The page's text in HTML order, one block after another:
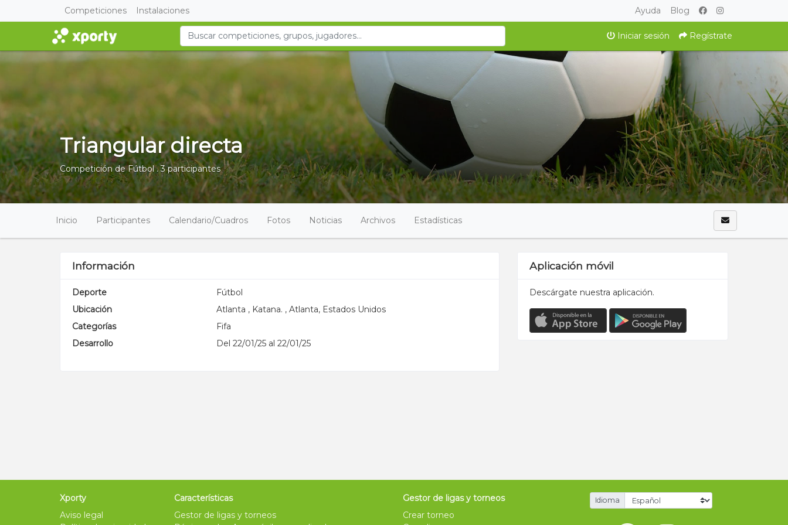
Competiciones Instalaciones Ayuda Blog
Iniciar sesión Regístrate
Triangular directa
Competición de Fútbol . 3 participantes
Inicio Participantes Calendario/Cuadros Fotos Noticias Archivos Estadísticas
Información
Deporte
Fútbol
Ubicación
Atlanta , Katana. , Atlanta, Estados Unidos
Categorías
Fifa
Desarrollo
Del 22/01/25 al 22/01/25
Aplicación móvil
Descárgate nuestra aplicación.
Xporty
Aviso legal
Características
Gestor de ligas y torneos
Gestor de ligas y torneos
Crear torneo
Idioma